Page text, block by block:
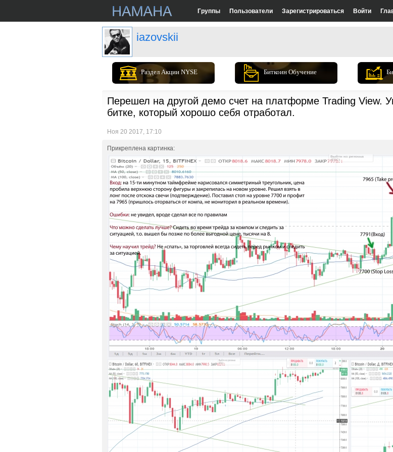
Группы Пользователи Зарегистрироваться Войти
iazovskii
Раздел Акции NYSE Биткоин Обучение
Перешел на другой демо счет на платформе Trading View.
битке, который хорошо себя отработал.
Ноя 20 2017, 17:10
Прикреплена картинка: